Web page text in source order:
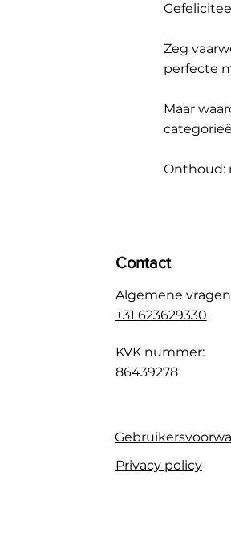
Zeg
perfecte
Maar
Onthoud:
Contact
Algemene
+31 623629330
KVK nummer:
86439278
Privacy policy